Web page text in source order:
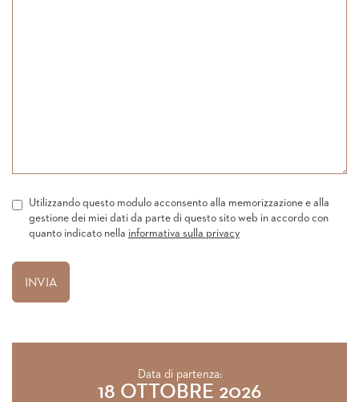
Utilizzando questo modulo acconsento alla memorizzazione e alla
gestione dei miei dati da parte di questo sito web in accordo con
quanto indicato nella informativa sulla privacy
Data di partenza:
18 OTTOBRE 2026